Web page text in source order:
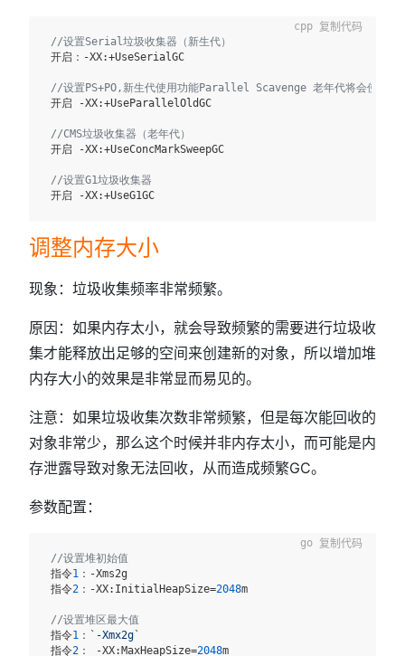
//设置Serial垃圾收集器（新生代）
开启：-XX:+UseSerialGC
//设置PS+PO,新生代使用功能Parallel Scavenge 老年代将会使用
开启 -XX:+UseParallelOldGC
//CMS垃圾收集器（老年代）
开启 -XX:+UseConcMarkSweepGC
//设置G1垃圾收集器
复制代码
调整内存大小
现象：垃圾收集频率非常频繁。
原因：如果内存太小，就会导致频繁的需要进行垃圾收
集才能释放出足够的空间来创建新的对象，所以增加堆
内存大小的效果是非常显而易见的。
注意：如果垃圾收集次数非常频繁，但是每次能回收的
对象非常少，那么这个时候并非内存太小，而可能是内
存泄露导致对象无法回收，从而造成频繁GC。
参数配置：
//设置堆初始值
指令1 ：-Xms2g
指令2 ：-XX:InitialHeapSize=2048m
//设置堆区最大值
指令1 ： `-Xmx2g`
指令2 ： -XX:MaxHeapSize=2048m
复制代码